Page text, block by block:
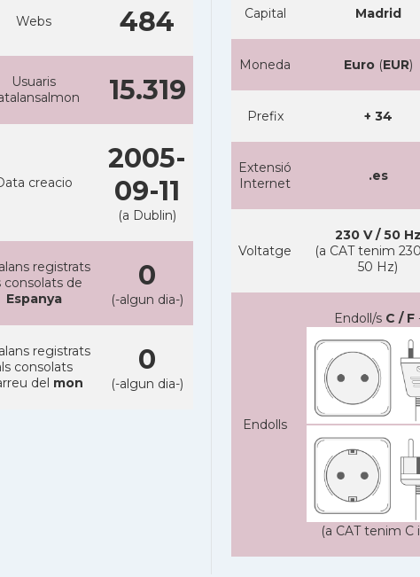
Webs 484
Usuaris
15.319
creacio
2005-
09-11
(a Dublin)
registrats
consolats de
Espanya
0
(-algun dia-)
registrats
consolats
del mon
0
(-algun dia-)
Capital Madrid
Moneda Euro(EUR)
Prefix + 34
Extensió
Internet
.es
Voltatge
230 V / 50 Hz
(a CAT tenim
50 Hz)
Endolls
Endoll/s C / F
(a CAT tenim C